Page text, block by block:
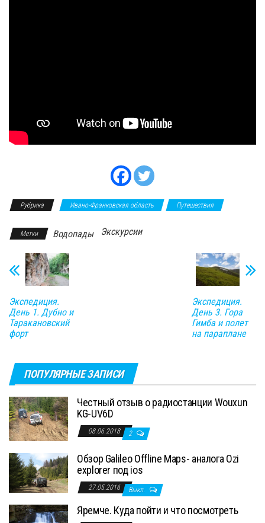
Рубрика Ивано-Франковская область Путешествия
Метки Водопады Экскурсии
Экспедиция.
День 1. Дубно и
Таракановский
форт
Экспедиция.
День 3. Гора
Гимба и полет
на параплане
ПОПУЛЯРНЫЕ ЗАПИСИ
Честный отзыв о радиостанции Wouxun
KG-UV6D
08.06.2018 2
Обзор Galileo Offline Maps- аналога Ozi
explorer под ios
27.05.2016 Выкл.
Яремче. Куда пойти и что посмотреть